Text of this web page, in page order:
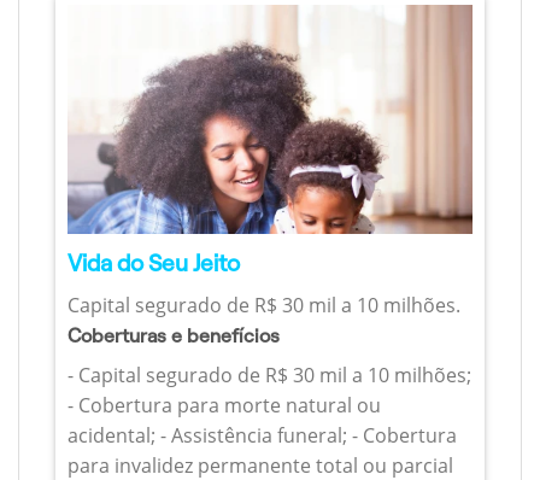
Vida do Seu Jeito
Capital segurado de R$ 30 mil a 10 milhões.
Coberturas e benefícios
- Capital segurado de R$ 30 mil a 10 milhões;
- Cobertura para morte natural ou
acidental; - Assistência funeral; - Cobertura
para invalidez permanente total ou parcial